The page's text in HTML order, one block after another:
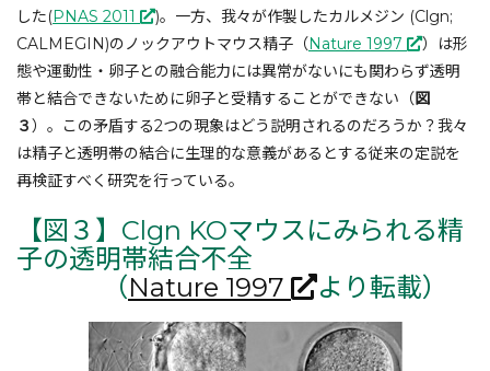
した(PNAS 2011
)。一方、我々が作製したカルメジン (Clgn;
CALMEGIN)のノックアウトマウス精子（Nature 1997
）は形
態や運動性・卵子との融合能力には異常がないにも関わらず透明
帯と結合できないために卵子と受精することができない（図
３）。この矛盾する2つの現象はどう説明されるのだろうか？我々
は精子と透明帯の結合に生理的な意義があるとする従来の定説を
再検証すべく研究を行っている。
【図３】Clgn KOマウスにみられる精
子の透明帯結合不全
（Nature 1997 より転載）